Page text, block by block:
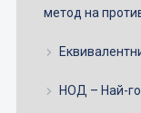
метод на
НОД – Най-